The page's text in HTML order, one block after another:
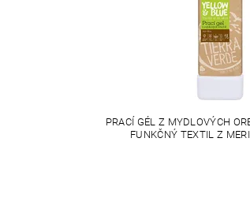
PRACÍ GÉL Z MYDLOVÝCH
FUNKČNÝ TEXTIL Z